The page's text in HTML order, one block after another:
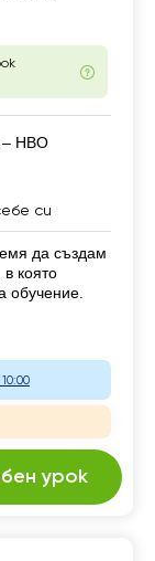
– НВО
си
да създам
която
обучение.
урок